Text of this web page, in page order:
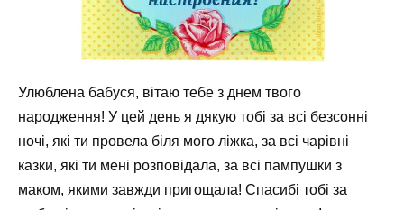
Улюблена бабуся, вітаю тебе з днем твого
народження! У цей день я дякую тобі за всі безсонні
ночі, які ти провела біля мого ліжка, за всі чарівні
казки, які ти мені розповідала, за всі пампушки з
маком, якими завжди пригощала! Спасибі тобі за